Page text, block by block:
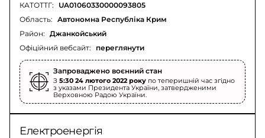
КАТОТТГ: UA01060330000093805
Офіційний вебсайт: переглянути
Область: Автономна Республіка Крим
Район: Джанкойський
Запроваджено воєнний стан
З 5:30 24 лютого 2022 року по теперишній час згідно
з указами Президента України, затвердженими
Верховною Радою України.
Електроенергія